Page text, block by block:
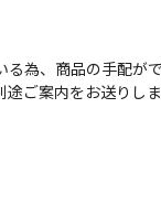
為、商品の手配が
ご案内をお送りし